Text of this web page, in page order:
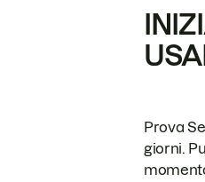
Prova
giorni.